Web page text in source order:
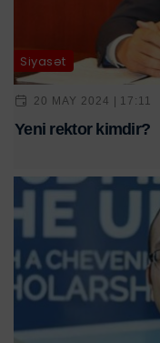
Siyasət
20 MAY 2024 | 17:11
Yeni rektor kimdir?